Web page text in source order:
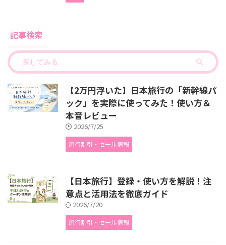
記事検索
【2万円浮いた】日本旅行の「新幹線パ
ック」を実際に使ってみた！使い方＆
本音レビュー
2026/7/25
旅行割引・セール情報
【日本旅行】登録・使い方を解説！注
意点と活用法を徹底ガイド
2026/7/20
旅行割引・セール情報